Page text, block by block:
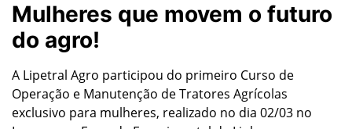
Mulheres que movem o futuro
do agro!
A Lipetral Agro participou do primeiro Curso de
Operação e Manutenção de Tratores Agrícolas
exclusivo para mulheres, realizado no dia 02/03 no